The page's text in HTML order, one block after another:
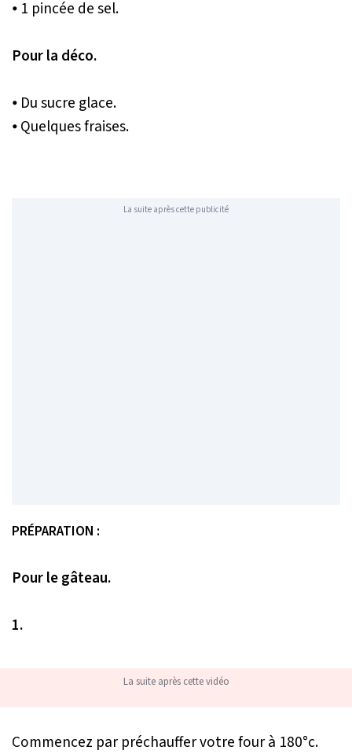
⦁ 1 pincée de sel.
Pour la déco.
⦁ Du sucre glace.
⦁ Quelques fraises.
La suite après cette publicité
PRÉPARATION :
Pour le gâteau.
1.
La suite après cette vidéo
Commencez par préchauffer votre four à 180°c.